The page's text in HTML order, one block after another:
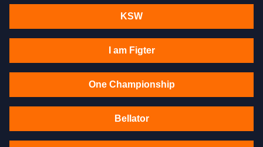
KSW
I am Figter
One Championship
Bellator